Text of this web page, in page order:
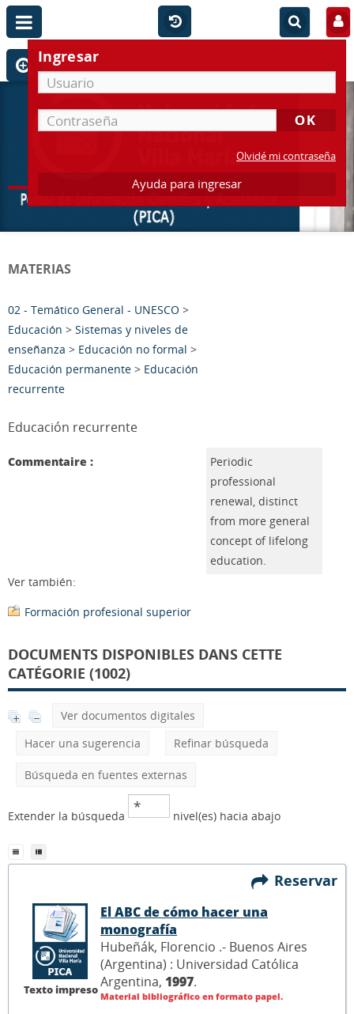
Ingresar
Olvidé mi contraseña
Ayuda para ingresar
MATERIAS
02 - Temático General - UNESCO >
Educación > Sistemas y niveles de
enseñanza > Educación no formal >
Educación permanente > Educación
recurrente
Educación recurrente
Commentaire :
Periodic
professional
renewal, distinct
from more general
concept of lifelong
education.
Ver también:
Formación profesional superior
DOCUMENTS DISPONIBLES DANS CETTE
CATÉGORIE (1002)
Ver documentos digitales
Hacer una sugerencia
Refinar búsqueda
Búsqueda en fuentes externas
Extender la búsqueda nivel(es) hacia abajo
Reservar
Texto impreso
El ABC de cómo hacer una
monografía
Hubeñák, Florencio .- Buenos Aires
(Argentina) : Universidad Católica
Argentina, 1997.
Material bibliográfico en formato papel.